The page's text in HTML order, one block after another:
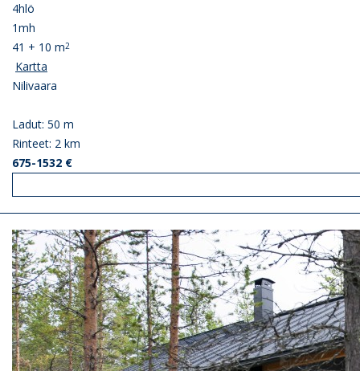
4hlö
1mh
41 + 10 m2
Kartta
Nilivaara
Ladut: 50 m
Rinteet: 2 km
675-1532 €